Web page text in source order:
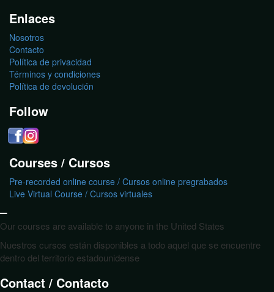
Enlaces
Nosotros
Contacto
Política de privacidad
Términos y condiciones
Política de devolución
Follow
Courses / Cursos
Pre-recorded online course / Cursos online pregrabados
Live Virtual Course / Cursos virtuales
Our courses are available to anyone in the United States
Nuestros cursos están disponibles a todo aquel que se encuentre
dentro del territorio estadounidense
Contact / Contacto